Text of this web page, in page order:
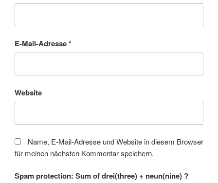
E-Mail-Adresse*
Website
Name, E-Mail-Adresse und Website in diesem Browser
für meinen nächsten Kommentar speichern.
Spam protection: Sum of drei(three) + neun(nine) ?